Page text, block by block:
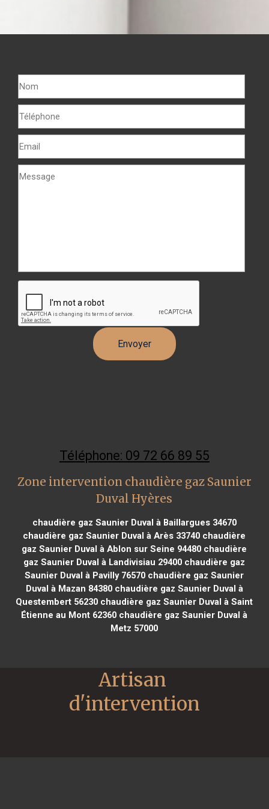
Téléphone: 09 72 66 89 55
Zone intervention chaudière gaz Saunier
Duval Hyères
chaudière gaz Saunier Duval à Baillargues 34670
chaudière gaz Saunier Duval à Arès 33740 chaudière
gaz Saunier Duval à Ablon sur Seine 94480 chaudière
gaz Saunier Duval à Landivisiau 29400 chaudière gaz
Saunier Duval à Pavilly 76570 chaudière gaz Saunier
Duval à Mazan 84380chaudière gaz Saunier Duval à
Questembert 56230 chaudière gaz Saunier Duval à Saint
Étienne au Mont 62360 chaudière gaz Saunier Duval à
Metz 57000
Artisan
d'intervention